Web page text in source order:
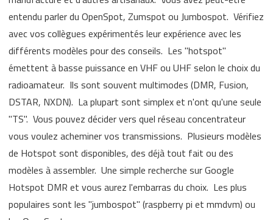
entendu parler du OpenSpot, Zumspot ou Jumbospot. Vérifiez
avec vos collègues expérimentés leur expérience avec les
différents modèles pour des conseils. Les "hotspot"
émettent à basse puissance en VHF ou UHF selon le choix du
radioamateur. Ils sont souvent multimodes (DMR, Fusion,
DSTAR, NXDN). La plupart sont simplex et n'ont qu'une seule
"TS". Vous pouvez décider vers quel réseau concentrateur
vous voulez acheminer vos transmissions. Plusieurs modèles
de Hotspot sont disponibles, des déjà tout fait ou des
modèles à assembler. Une simple recherche sur Google
Hotspot DMR et vous aurez l'embarras du choix. Les plus
populaires sont les "jumbospot" (raspberry pi et mmdvm) ou